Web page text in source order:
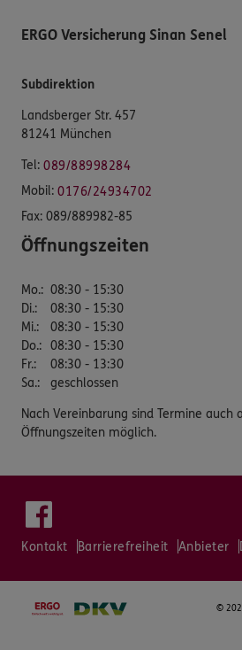
ERGO Versicherung Sinan Senel
Subdirektion
Landsberger Str. 457
81241 München
Tel: 089/88998284
Mobil: 0176/24934702
Fax: 089/889982-85
Öffnungszeiten
Mo.: 08:30 - 15:30
Di.:
08:30 - 15:30
Mi.:
08:30 - 15:30
Do.: 08:30 - 15:30
Fr.:
08:30 - 13:30
Sa.: geschlossen
Nach Vereinbarung sind Termine auch
Öffnungszeiten möglich.
Kontakt Barrierefreiheit Anbieter
©